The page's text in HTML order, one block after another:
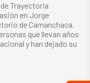
Trayectoria
en Jorge
de Camanchaca.
que llevan años
y han dejado su